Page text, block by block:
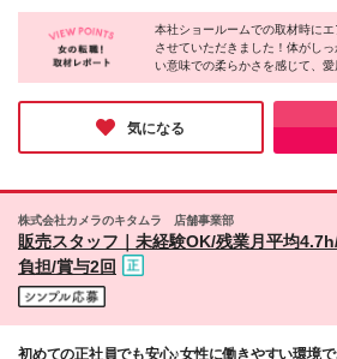
に差異なし ※給与は居住地
支給
イオンモールレイクタウン等 ■千葉県 柏高島屋/
ミアム・アウトレット 酒々井 等 ■神奈川県
プラーザ/ジ・アウトレット湘南平塚
-------------------- 全国の百貨店・専門店で募集中！ ※勤
転勤や希望のキャリアによ
本社ショールームでの取材時に
させていただきました！体がし
い意味での柔らかさを感じて、愛
た。ブランド力が高いだけでな
心地の良さを感じられるのも同
ンスもあるので、これからさら
期的な目線でキャリアが築けそう
気になる
株式会社カメラのキタムラ 店舗事業部
販売スタッフ｜未経験OK/残業月平均
負担/賞与2回
初めての正社員でも安心♪女性に働きやすい環境で